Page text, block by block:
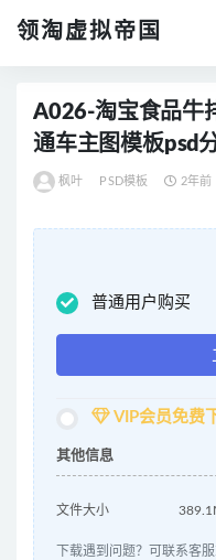
领淘虚拟帝国
A026-淘宝食品牛
通车主图模板psd
枫叶 PSD模板 2年前
普通用户购买
VIP会员免费
其他信息
文件大小
下载遇到问题？可联系客